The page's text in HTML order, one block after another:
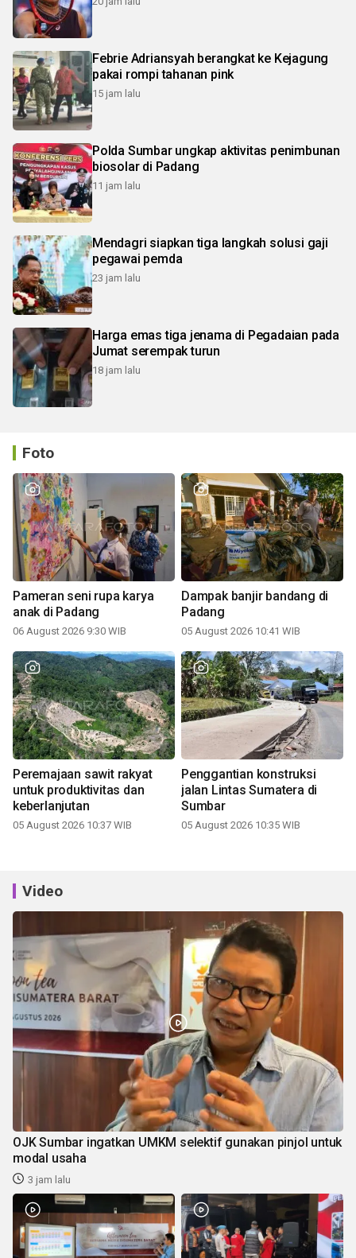
Febrie Adriansyah berangkat ke Kejagung
pakai rompi tahanan pink
15 jam lalu
Polda Sumbar ungkap aktivitas penimbunan
biosolar di Padang
11 jam lalu
Mendagri siapkan tiga langkah solusi gaji
pegawai pemda
23 jam lalu
Harga emas tiga jenama di Pegadaian pada
Jumat serempak turun
18 jam lalu
Foto
Pameran seni rupa karya
anak di Padang
06 August 2026 9:30 WIB
Dampak banjir bandang di
Padang
05 August 2026 10:41 WIB
Peremajaan sawit rakyat
untuk produktivitas dan
keberlanjutan
05 August 2026 10:37 WIB
Penggantian konstruksi
jalan Lintas Sumatera di
Sumbar
05 August 2026 10:35 WIB
Video
OJK Sumbar ingatkan UMKM selektif gunakan pinjol untuk
modal usaha
3 jam lalu